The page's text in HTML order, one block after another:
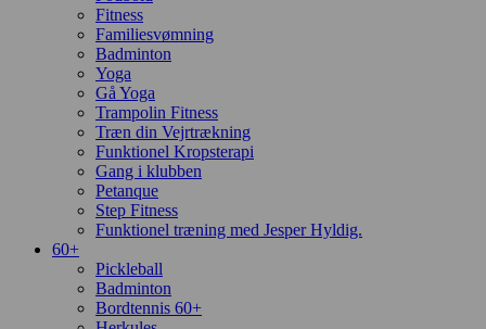
Fitness
Familiesvømning
Badminton
Yoga
Gå Yoga
Trampolin Fitness
Træn din Vejrtrækning
Funktionel Kropsterapi
Gang i klubben
Petanque
Step Fitness
Funktionel træning med Jesper Hyldig.
60+
Pickleball
Badminton
Bordtennis 60+